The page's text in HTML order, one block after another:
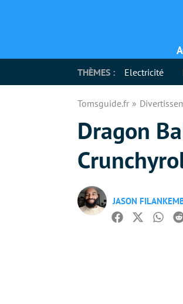
THÈMES : Electricité
Tomsguide.fr
Dragon
JASON
Facebook
Twitter